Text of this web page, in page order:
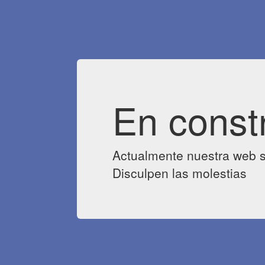
En
Actualmente nuestra web
Disculpen las molestias